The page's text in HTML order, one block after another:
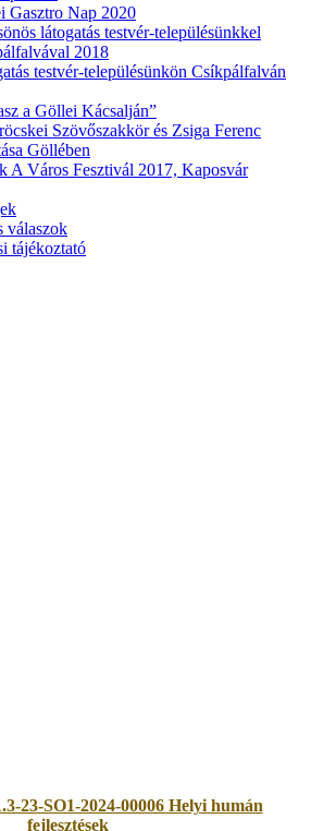
Gasztro Nap 2020
látogatás testvér-településünkkel
2018
testvér-településünkön Csíkpálfalván
a Göllei Kácsalján”
Szövőszakkör és Zsiga Ferenc
Göllében
A Város Fesztivál 2017, Kaposvár
válaszok
tájékoztató
23-SO1-2024-00006 Helyi humán
fejlesztések